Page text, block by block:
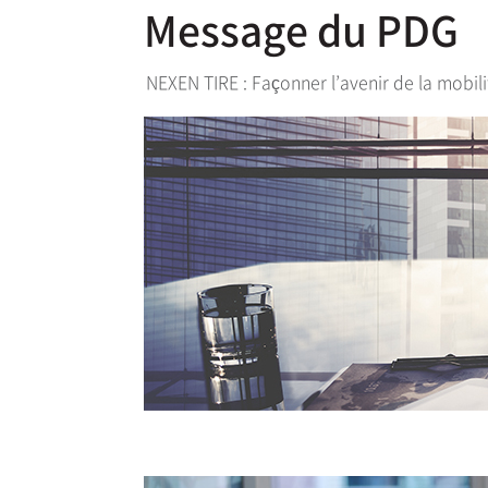
Message du PDG
NEXEN TIRE : Façonner l’avenir de la